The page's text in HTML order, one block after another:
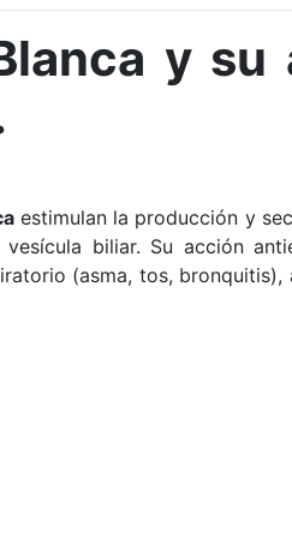
y su
estimulan la producción y
biliar. Su acción
(asma, tos,